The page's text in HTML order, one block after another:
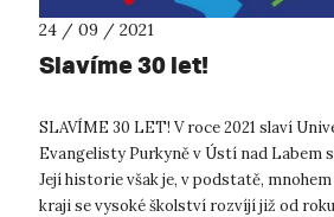
24 / 09 / 2021
Slavíme 30 let!
SLAVÍME 30 LET! V roce 2021 slaví
Evangelisty Purkyně v Ústí nad Labem
Její historie však je, v podstatě,
kraji se vysoké školství rozvíjí již od